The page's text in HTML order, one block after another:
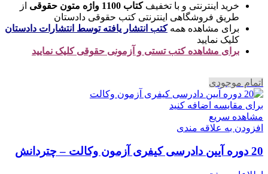
خرید اینترنتی و با تخفیفکتاب 1100 واژه متون حقوقی
از
طریق فروشگاهی اینترنتی کتب حقوقی دادستان
برای مشاهده همهکتب انتشار یافته توسط انتشارات دادستان
کلیک نمایید
برای مشاهده کتب تستی و آزمونی حقوقی کلیک نمایید
اتمام موجودی
برای مقایسه اضافه کنید
مشاهده سریع
افزودن به علاقه مندی
20 دوره آیین دادرسی کیفری آزمون وکالت – چتردانش